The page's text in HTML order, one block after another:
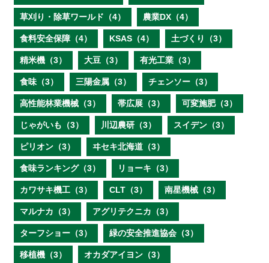
草刈り・除草ワールド（4） 農業DX（4）
食料安全保障（4） KSAS（4） 土づくり（3）
精米機（3） 大豆（3） 有光工業（3）
食味（3） 三陽金属（3） チェンソー（3）
高性能林業機械（3） 帯広展（3） 可変施肥（3）
じゃがいも（3） 川辺農研（3） スイデン（3）
ピリオン（3） ヰセキ北海道（3）
食味ランキング（3） リョーキ（3）
カワサキ機工（3） CLT（3） 南星機械（3）
マルナカ（3） アグリテクニカ（3）
ターフショー（3） 緑の安全推進協会（3）
移植機（3） オカダアイヨン（3）